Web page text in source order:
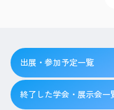
出展・参加予定一覧
終了した学会・展示会一